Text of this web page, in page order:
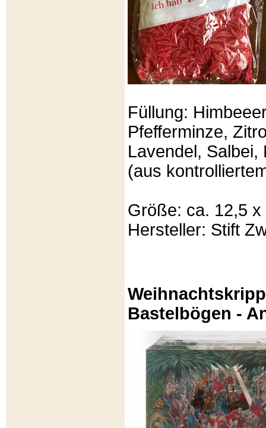
Füllung:
Pfefferminze,
Lavendel, Salbei,
(aus
Größe: ca. 12,5 x
Hersteller: Stift
Bastelbögen -